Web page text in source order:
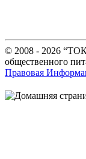
© 2008 - 2026
общественного
Правовая